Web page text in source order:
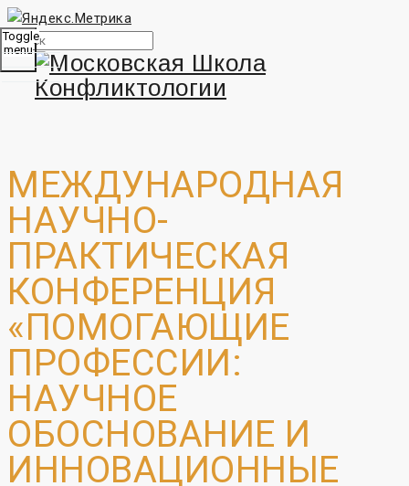
Toggle
menu
МЕЖДУНАРОДНАЯ
НАУЧНО-
ПРАКТИЧЕСКАЯ
КОНФЕРЕНЦИЯ
«ПОМОГАЮЩИЕ
ПРОФЕССИИ:
НАУЧНОЕ
ОБОСНОВАНИЕ И
ИННОВАЦИОННЫЕ